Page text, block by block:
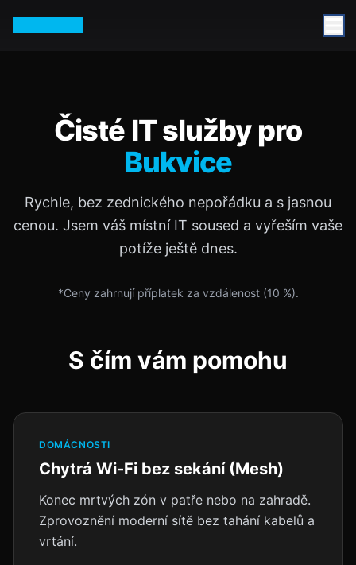
Čisté IT služby pro
Bukvice
Rychle, bez zednického nepořádku a s jasnou
cenou. Jsem váš místní IT soused a vyřeším vaše
potíže ještě dnes.
*Ceny zahrnují příplatek za vzdálenost (10 %).
S čím vám pomohu
DOMÁCNOSTI
Chytrá Wi-Fi bez sekání (Mesh)
Konec mrtvých zón v patře nebo na zahradě.
Zprovoznění moderní sítě bez tahání kabelů a
vrtání.